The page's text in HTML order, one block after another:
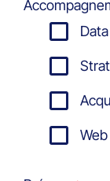
Data
Web